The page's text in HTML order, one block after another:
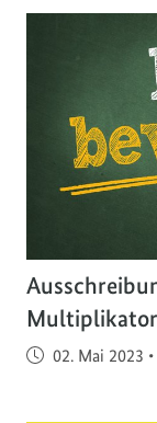
Veröffentlicht
02. Mai 2023 •